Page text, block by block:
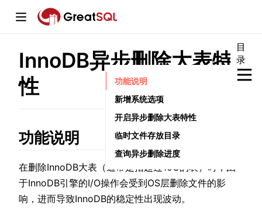
InnoDB异步删除大表特
性
功能说明
在删除InnoDB大表（通常是指超过10G的表）时，由
于InnoDB引擎的I/O操作会受到OS层删除文件的影
响，进而导致InnoDB的稳定性出现波动。
目
录
功能说明
新增系统选项
开启异步删除大表特性
临时文件存放目录
查询异步删除进度